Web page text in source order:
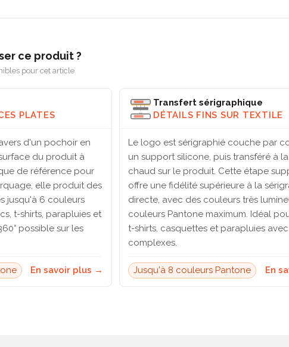
ce produit ?
pour cet article
PLATES
d'un pochoir en
du produit à
de référence pour
elle produit des
jusqu'à 6 couleurs
t-shirts, parapluies et
possible sur les
En savoir plus →
Transfert sérigraphique
DÉTAILS FINS SUR TEXTILE
Le logo est sérigraphié couche par
un support silicone, puis transféré à
chaud sur le produit. Cette étape
offre une fidélité supérieure à la
directe, avec des couleurs très
couleurs Pantone maximum. Idéal
t-shirts, casquettes et parapluies
complexes.
Jusqu'à 8 couleurs Pantone En